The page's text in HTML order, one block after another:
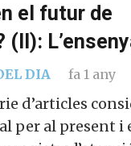
el futur de
(II):
DIA fa 1 any
d’articles
per al present